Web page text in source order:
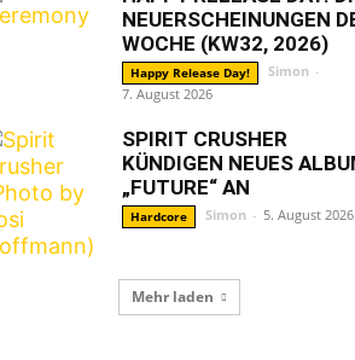
NEUERSCHEINUNGEN
WOCHE (KW32, 2026)
Happy Release Day! Simon -
7. August 2026
SPIRIT CRUSHER
KÜNDIGEN NEUES
„FUTURE“ AN
Hardcore Simon - 5. August 2026
Mehr laden